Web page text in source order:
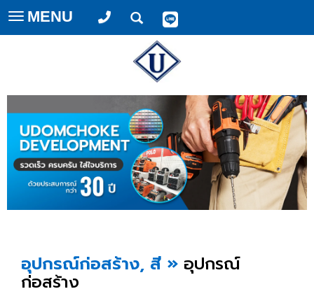
Toggle
navigation
MENU
อุปกรณ์ก่อสร้าง, สี » อุปกรณ์
ก่อสร้าง